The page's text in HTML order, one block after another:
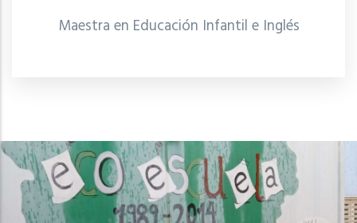
Maestra en Educación Infantil e Inglés